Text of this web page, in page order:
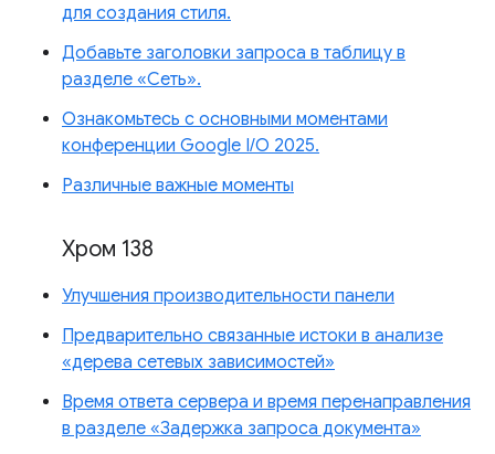
для создания стиля.
Добавьте заголовки запроса в таблицу в
разделе «Сеть».
Ознакомьтесь с основными моментами
конференции Google I/O 2025.
Различные важные моменты
Хром 138
Улучшения производительности панели
Предварительно связанные истоки в анализе
«дерева сетевых зависимостей»
Время ответа сервера и время перенаправления
в разделе «Задержка запроса документа»